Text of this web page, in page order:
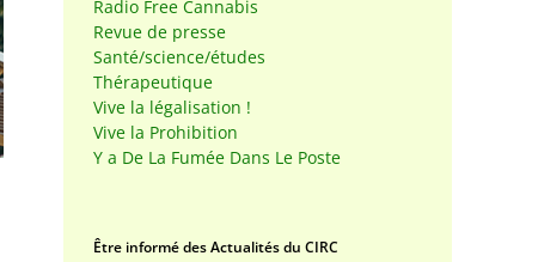
Radio Free Cannabis
Revue de presse
Santé/science/études
Thérapeutique
Vive la légalisation !
Vive la Prohibition
Y a De La Fumée Dans Le Poste
Être informé des Actualités du CIRC